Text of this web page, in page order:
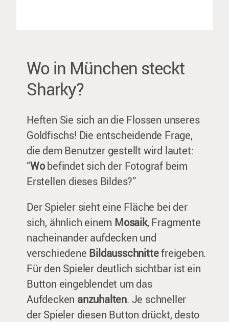
Wo in München steckt
Sharky?
Heften Sie sich an die Flossen unseres
Goldfischs! Die entscheidende Frage,
die dem Benutzer gestellt wird lautet:
“Wobefindet sich der Fotograf beim
Erstellen dieses Bildes?”
Der Spieler sieht eine Fläche bei der
sich, ähnlich einem Mosaik, Fragmente
nacheinander aufdecken und
verschiedene Bildausschnittefreigeben.
Für den Spieler deutlich sichtbar ist ein
Button eingeblendet um das
Aufdecken anzuhalten. Je schneller
der Spieler diesen Button drückt, desto